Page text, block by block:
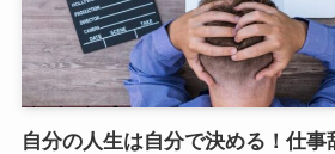
自分の人生は自分で決める！仕